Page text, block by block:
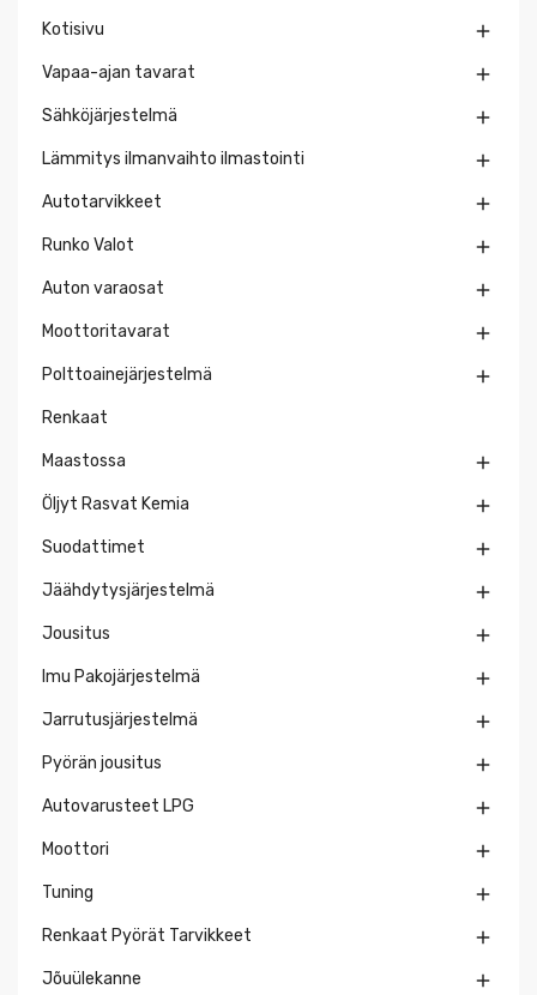
Kotisivu 
Vapaa-ajan tavarat 
Sähköjärjestelmä 
Lämmitys ilmanvaihto ilmastointi 
Autotarvikkeet 
Runko Valot 
Auton varaosat 
Moottoritavarat 
Polttoainejärjestelmä 
Renkaat
Maastossa 
Öljyt Rasvat Kemia 
Suodattimet 
Jäähdytysjärjestelmä 
Jousitus 
Imu Pakojärjestelmä 
Jarrutusjärjestelmä 
Pyörän jousitus 
Autovarusteet LPG 
Moottori 
Tuning 
Renkaat Pyörät Tarvikkeet 
Jõuülekanne 